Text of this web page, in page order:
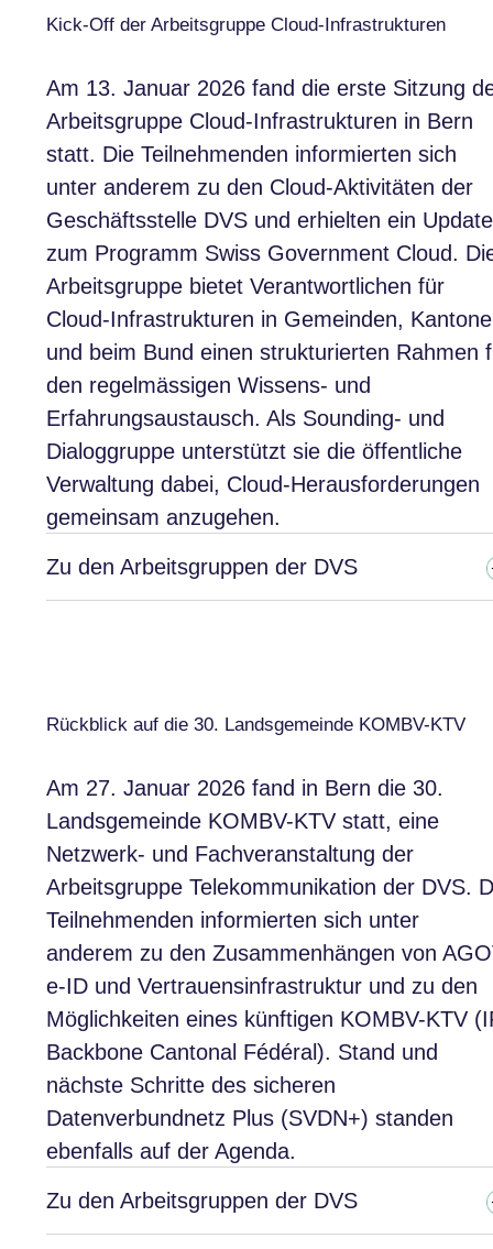
Kick-Off der Arbeitsgruppe Cloud-Infrastrukturen
Am 13. Januar 2026 fand die erste Sitzung
Arbeitsgruppe Cloud-Infrastrukturen in Bern
statt. Die Teilnehmenden informierten sich
unter anderem zu den Cloud-Aktivitäten der
Geschäftsstelle DVS und erhielten ein Update
zum Programm Swiss Government Cloud.
Arbeitsgruppe bietet Verantwortlichen für
Cloud-Infrastrukturen in Gemeinden,
und beim Bund einen strukturierten Rahmen
den regelmässigen Wissens- und
Erfahrungsaustausch. Als Sounding- und
Dialoggruppe unterstützt sie die öffentliche
Verwaltung dabei, Cloud-Herausforderungen
gemeinsam anzugehen.
Zu den Arbeitsgruppen der DVS
Rückblick auf die 30. Landsgemeinde KOMBV-KTV
Am 27. Januar 2026 fand in Bern die 30.
Landsgemeinde KOMBV-KTV statt, eine
Netzwerk- und Fachveranstaltung der
Arbeitsgruppe Telekommunikation der DVS.
Teilnehmenden informierten sich unter
anderem zu den Zusammenhängen von
e-ID und Vertrauensinfrastruktur und zu den
Möglichkeiten eines künftigen KOMBV-KTV
Backbone Cantonal Fédéral). Stand und
nächste Schritte des sicheren
Datenverbundnetz Plus (SVDN+) standen
ebenfalls auf der Agenda.
Zu den Arbeitsgruppen der DVS